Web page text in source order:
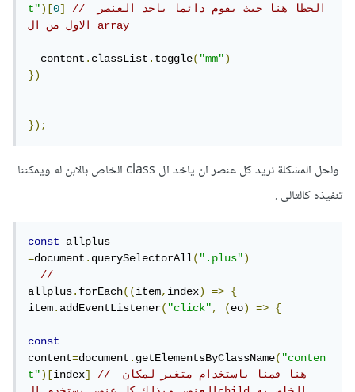
t")[0]
// الخطا هنا حيث يقوم دائما باخذ العنصر
الاول من ال array
  content
.classList.toggle("mm")
})
});
ولحل المشكلة نريد كل عنصر ان ياخد ال class الخاص بالابن له ويمكننا
تنفيذه كالتالى .
const
=document.querySelectorAll(".plus")
//
allplus.forEach((item,index) =>
{
item.addEventListener("click", (eo) => {
const
content=document.getElementsByClassName("conten
t")[index]
// هنا قمنا باستخدام متغير لمكان